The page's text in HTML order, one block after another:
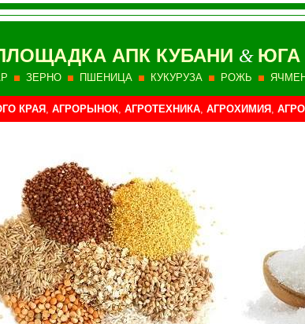
АПК КУБАНИ & ЮГА
ЗЕРНО ПШЕНИЦА КУКУРУЗА РОЖЬ
КРАЯ , АГРОРЫНОК, АГРОТЕХНИКА, АГРОХИМИЯ ,